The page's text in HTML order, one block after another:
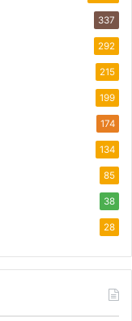
337
292
215
199
174
134
85
38
28